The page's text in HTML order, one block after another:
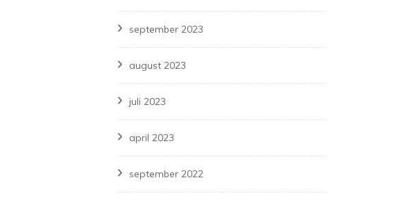
september 2023
august 2023
juli 2023
april 2023
september 2022